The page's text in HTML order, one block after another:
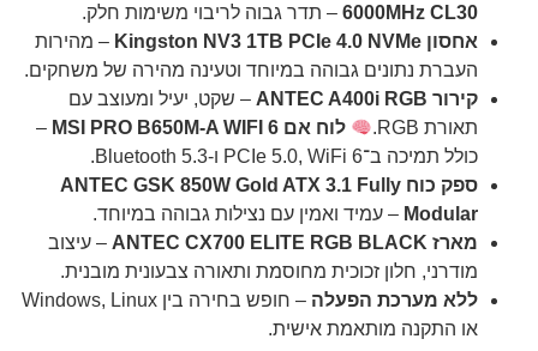
‎6000MHz CL30‎ – תדר גבוה לריבוי משימות חלק.
אחסון Kingston NV3 1TB PCIe 4.0 NVMe
– מהירות
העברת נתונים גבוהה במיוחד וטעינה מהירה של משחקים.
קירור ANTEC A400i RGB
– שקט, יעיל ומעוצב עם
תאורת RGB.
לוח אם MSI PRO B650M-A WIFI 6
–
כולל תמיכה ב־PCIe 5.0, WiFi 6 ו-Bluetooth 5.3.
ספק כוח ANTEC GSK 850W Gold ATX 3.1 Fully
Modular – עמיד ואמין עם נצילות גבוהה במיוחד.
מארז ANTEC CX700 ELITE RGB BLACK
– עיצוב
מודרני, חלון זכוכית מחוסמת ותאורה צבעונית מובנית.
ללא מערכת הפעלה
– חופש בחירה בין Windows, Linux
או התקנה מותאמת אישית.